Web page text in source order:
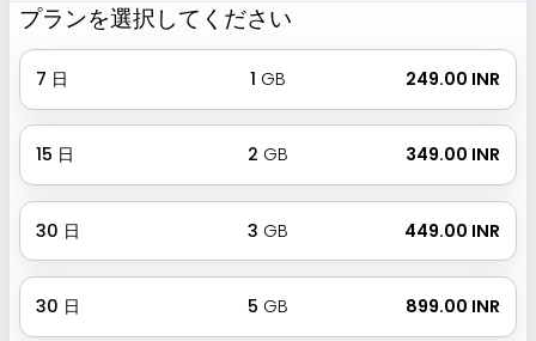
プランを選択してください
7 日 1 GB ₹ 249.00 INR
15 日 2 GB ₹ 349.00 INR
30 日 3 GB ₹ 449.00 INR
30 日 5 GB ₹ 899.00 INR